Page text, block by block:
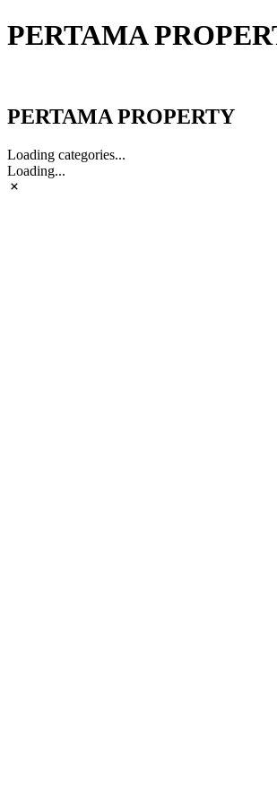
PERTAMA
PERTAMA PROPERTY
Loading categories...
Loading...